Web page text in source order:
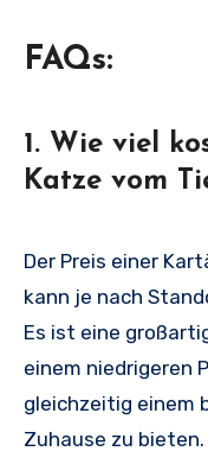
FAQs:
1. Wie viel
Katze vom
Der Preis einer
kann je nach
Es ist eine
einem niedrigeren
gleichzeitig einem
Zuhause zu bieten.